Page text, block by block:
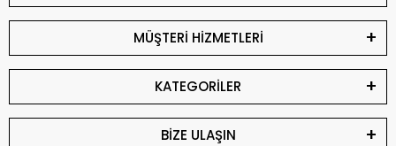
MÜŞTERİ HİZMETLERİ
KATEGORİLER
BİZE ULAŞIN